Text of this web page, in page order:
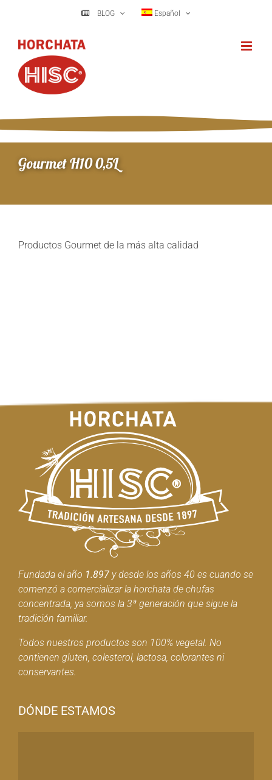
BLOG Español
Gourmet H10 0,5L
Productos Gourmet de la más alta calidad
Fundada el año 1.897y desde los años 40 es cuando se
comenzó a comercializar la horchata de chufas
concentrada, ya somos la 3ª generación que sigue la
tradición familiar.
Todos nuestros productos son 100% vegetal. No
contienen gluten, colesterol, lactosa, colorantes ni
conservantes.
DÓNDE ESTAMOS